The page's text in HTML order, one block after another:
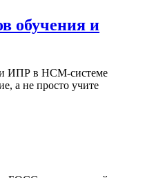
обучения и
ИПР в HCM-системе
а не просто учите